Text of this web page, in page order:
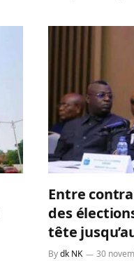
Entre
des
tête
By dk NK 30